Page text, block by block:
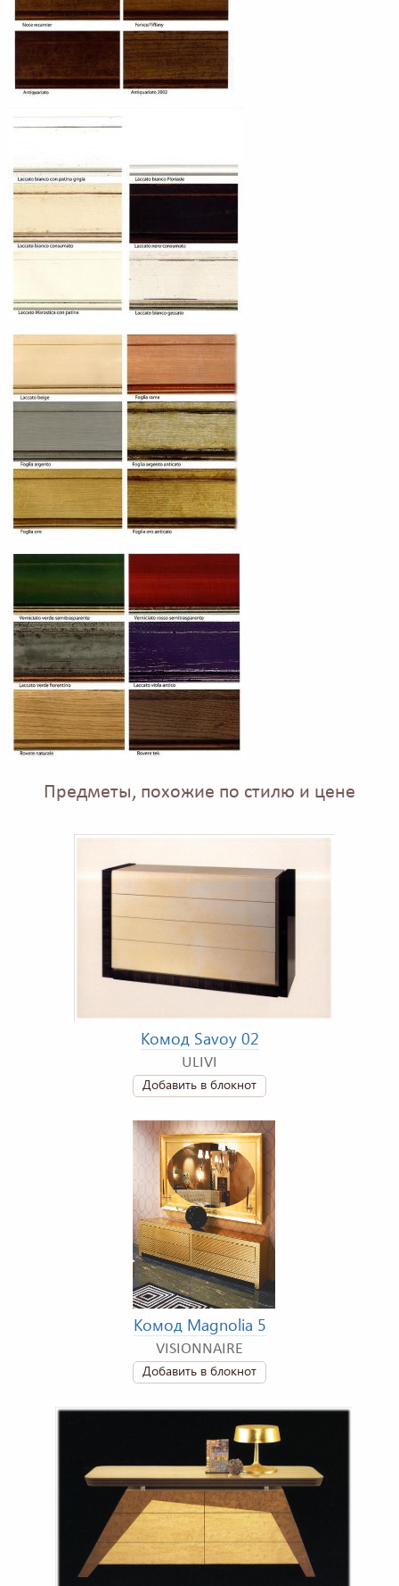
Предметы, похожие по стилю и цене
Комод Savoy 02
ULIVI
Добавить в блокнот
Комод Magnolia 5
VISIONNAIRE
Добавить в блокнот